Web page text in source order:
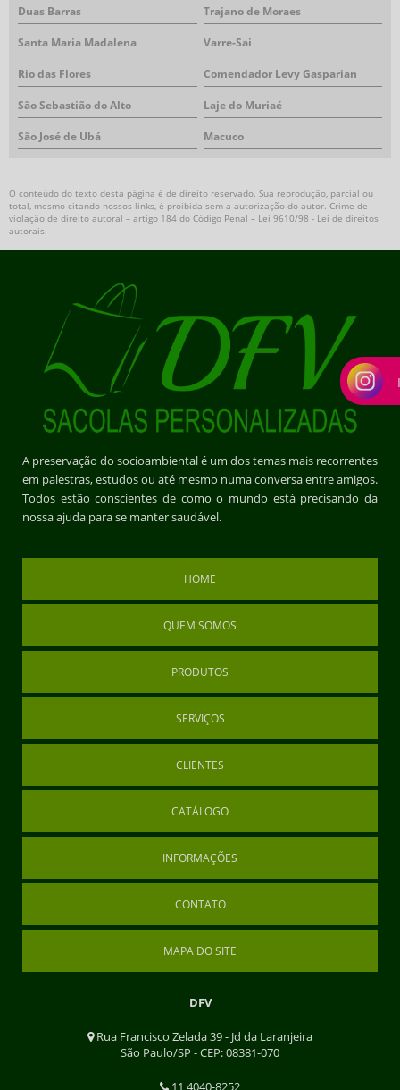
Duas Barras Trajano de Moraes
Santa Maria Madalena Varre-Sai
Rio das Flores Comendador Levy Gasparian
São Sebastião do Alto Laje do Muriaé
São José de Ubá Macuco
O conteúdo do texto desta página é de direito reservado. Sua reprodução, parcial ou
total, mesmo citando nossos links, é proibida sem a autorização do autor. Crime de
violação de direito autoral – artigo 184 do Código Penal – Lei 9610/98 - Lei de direitos
autorais.
A preservação do socioambiental é um dos temas mais recorrentes
em palestras, estudos ou até mesmo numa conversa entre amigos.
Todos estão conscientes de como o mundo está precisando da
nossa ajuda para se manter saudável.
HOME
QUEM SOMOS
PRODUTOS
SERVIÇOS
CLIENTES
CATÁLOGO
INFORMAÇÕES
CONTATO
MAPA DO SITE
DFV
Rua Francisco Zelada 39 - Jd da Laranjeira
São Paulo/SP - CEP: 08381-070